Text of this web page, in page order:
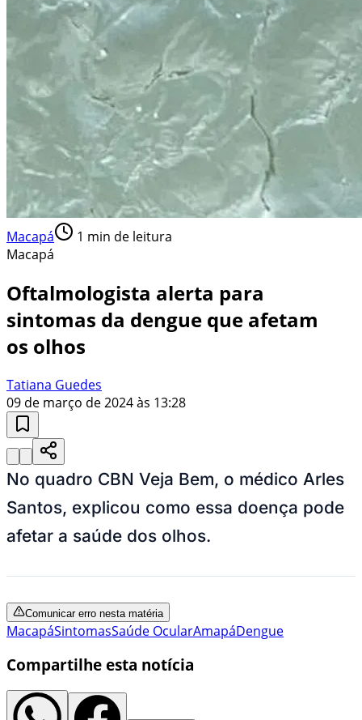
Macapá 1 min de leitura
Macapá
Oftalmologista alerta para
sintomas da dengue que afetam
os olhos
Tatiana Guedes
09 de março de 2024 às 13:28
No quadro CBN Veja Bem, o médico Arles
Santos, explicou como essa doença pode
afetar a saúde dos olhos.
Comunicar erro nesta matéria
MacapáSintomasSaúde OcularAmapáDengue
Compartilhe esta notícia